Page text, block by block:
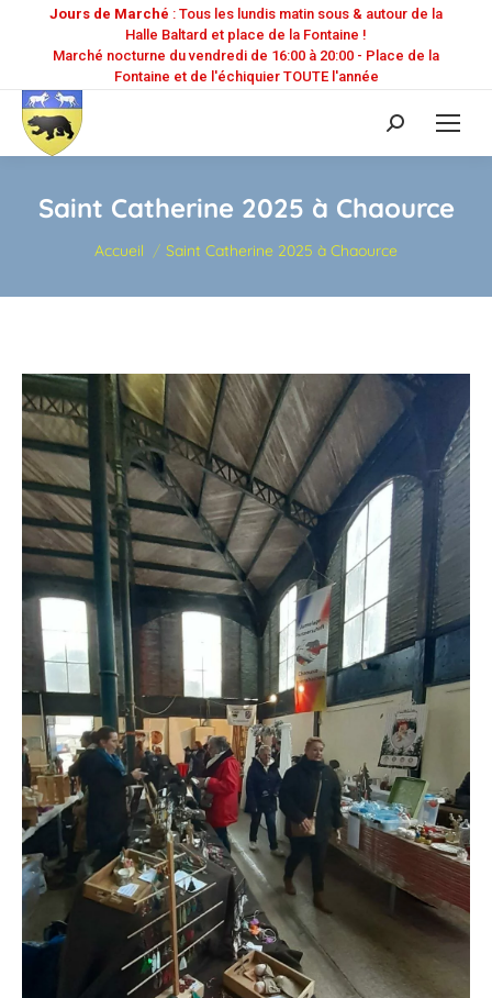
Jours de Marché : Tous les lundis matin sous & autour de la
Halle Baltard et place de la Fontaine !
Marché nocturne du vendredi de 16:00 à 20:00 - Place de la
Fontaine et de l'échiquier TOUTE l'année
Recherche
:
Saint Catherine 2025 à Chaource
Vous êtes ici :
Accueil Saint Catherine 2025 à Chaource